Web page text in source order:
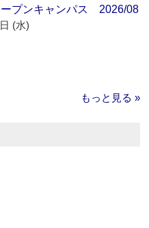
プンキャンパス 2026/08
(水)
もっと見る »